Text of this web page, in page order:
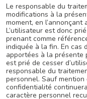
Le responsable du
modifications à la
moment, en
L’utilisateur est donc
prenant comme
indiquée à la fin. En cas
apportées à la présente
est prié de cesser
responsable du
personnel. Sauf
confidentialité
caractère personnel